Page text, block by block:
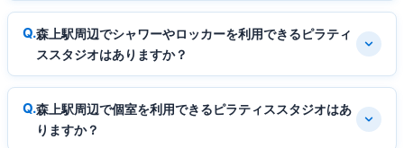
森上駅周辺でシャワーやロッカーを利用できるピラティ
ススタジオはありますか？
森上駅周辺で個室を利用できるピラティススタジオはあ
りますか？